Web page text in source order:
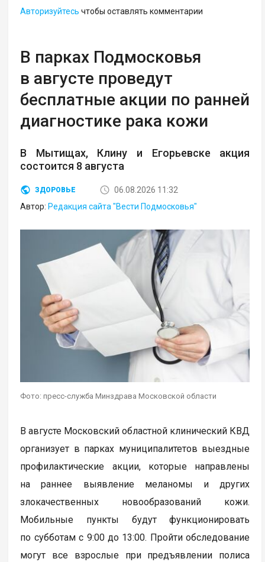
Авторизуйтесь чтобы оставлять комментарии
В парках Подмосковья
в августе проведут
бесплатные акции по ранней
диагностике рака кожи
В Мытищах, Клину и Егорьевске акция
состоится 8 августа
ЗДОРОВЬЕ
06.08.2026 11:32
Автор: Редакция сайта "Вести Подмосковья"
Фото: пресс-служба Минздрава Московской области
В августе Московский областной клинический КВД
организует в парках муниципалитетов выездные
профилактические акции, которые направлены
на раннее выявление меланомы и других
злокачественных новообразований кожи.
Мобильные пункты будут функционировать
по субботам с 9:00 до 13:00. Пройти обследование
могут все взрослые при предъявлении полиса